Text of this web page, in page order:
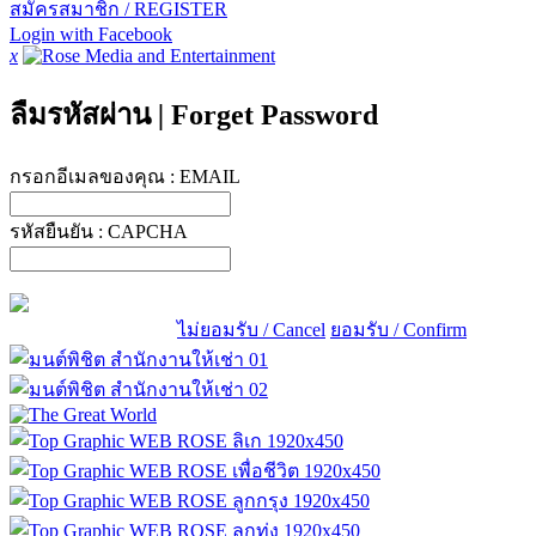
สมัครสมาชิก / REGISTER
Login with Facebook
x
ลืมรหัสผ่าน | Forget Password
กรอกอีเมลของคุณ : EMAIL
รหัสยืนยัน : CAPCHA
ไม่ยอมรับ / Cancel ยอมรับ / Confirm